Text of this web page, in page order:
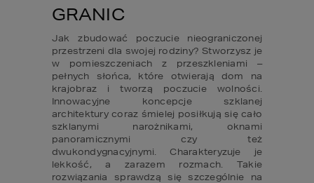
GRANIC
Jak zbudować poczucie nieograniczonej
przestrzeni dla swojej rodziny? Stworzysz je
w pomieszczeniach z przeszkleniami –
pełnych słońca, które otwierają dom na
krajobraz i tworzą poczucie wolności.
Innowacyjne koncepcje szklanej
architektury coraz śmielej posiłkują się cało
szklanymi narożnikami, oknami
panoramicznymi czy też
dwukondygnacyjnymi. Charakteryzuje je
lekkość, a zarazem rozmach. Takie
rozwiązania sprawdzą się szczególnie na